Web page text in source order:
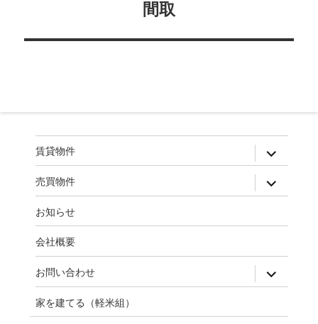
ゲ
ン
間取
賃貸物件 expand
child
menu
売買物件 expand
child
menu
お知らせ
会社概要
お問い合わせ expand
child
menu
家を建てる（軽米組）